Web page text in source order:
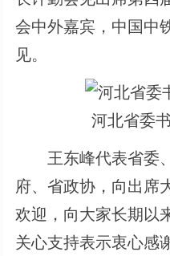
会中外嘉宾，中国中
见。
河北省委
王东峰代表省委、
府、省政协，向出席
欢迎，向大家长期以
关心支持表示衷心感